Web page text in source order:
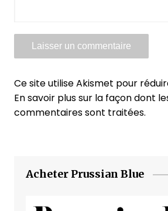
Ce site utilise Akismet pour
En savoir plus sur la façon dont
commentaires sont traitées.
Acheter Prussian Blue